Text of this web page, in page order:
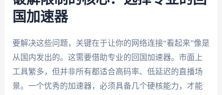
国加速器
要解决这些问题，关键在于让你的网络连接“看起来”像是
从国内发出的。这需要借助专业的回国加速器。市面上
工具繁多，但并非所有都适合高码率、低延迟的直播场
景。一个优秀的加速器，必须具备几个硬核能力，才能